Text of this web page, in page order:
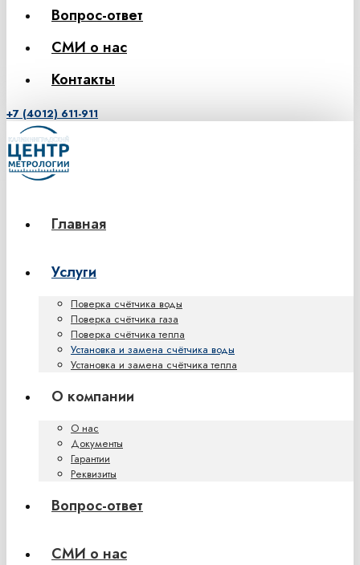
Вопрос-ответ
СМИ о нас
Контакты
+7 (4012) 611-911
Главная
Услуги
Поверка счётчика воды
Поверка счётчика газа
Поверка счётчика тепла
Установка и замена счётчика воды
Установка и замена счётчика тепла
О компании
О нас
Документы
Гарантии
Реквизиты
Вопрос-ответ
СМИ о нас